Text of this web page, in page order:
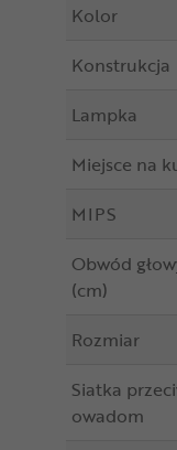
Kolor
Konstrukcja
Lampka
Miejsce na
MIPS
Obwód
(cm)
Rozmiar
Siatka
owadom